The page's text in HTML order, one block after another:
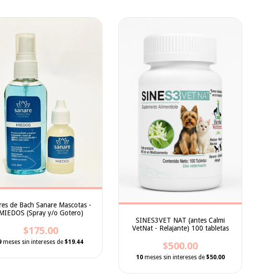
de Bach Sanare Mascotas -
(Spray y/o Gotero)
$175.00
meses sin intereses de $19.44
SINES3VET NAT (antes Calmi
VetNat - Relajante) 100 tabletas
$500.00
10 meses sin intereses de $50.00